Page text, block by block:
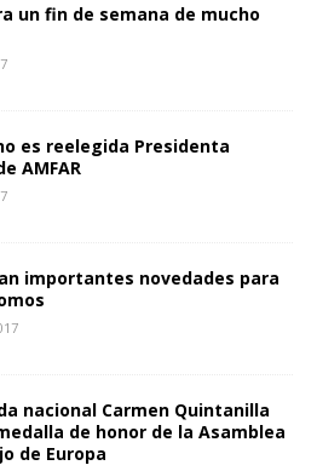
un fin de semana de mucho
es reelegida Presidenta
AMFAR
importantes novedades para
nacional Carmen Quintanilla
de honor de la Asamblea
de Europa